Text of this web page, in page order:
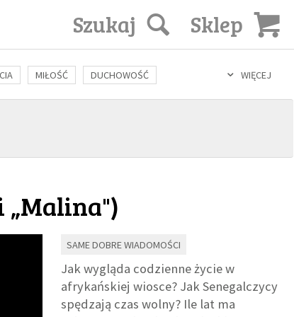
Sklep
Szukaj
WIĘCEJ
MIŁOŚĆ DUCHOWOŚĆ
KULTURA ŚWIĘCI SEKS IN VITRO
„Malina")
SAME DOBRE WIADOMOŚCI
Jak wygląda codzienne życie w
afrykańskiej wiosce? Jak Senegalczycy
spędzają czas wolny? Ile lat ma